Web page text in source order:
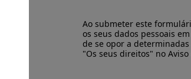
Ao submeter este
os seus dados pessoais
de se opor a
"Os seus direitos" no